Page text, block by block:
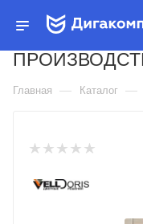
ДВЕРЬ
КОЛЛЕКЦИЯ
Главная — Каталог —